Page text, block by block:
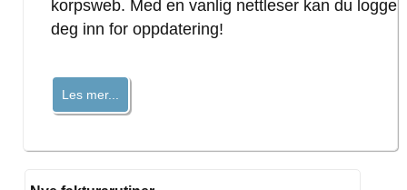
korpsweb. Med en vanlig nettleser kan du logge
deg inn for oppdatering!
Les mer...